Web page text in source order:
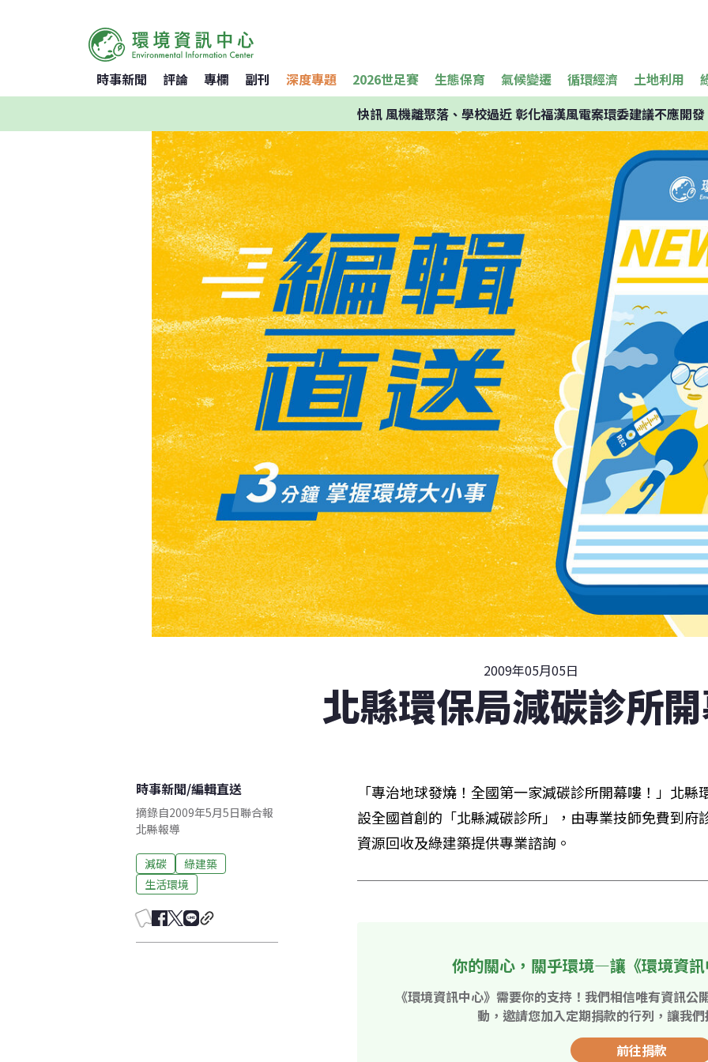
時事新聞 評論 專欄 副刊 深度專題 2026世足賽 生態保育 氣候變遷 循環經濟 土地利用
快訊風機離聚落、學校過近 彰化福漢風電案環委建議不應開發
2009年05月05日
北縣環保局減碳診所
時事新聞/編輯直送
摘錄自2009年5月5日聯合報
北縣報導
減碳
綠建築
生活環境
「專治地球發燒！全國第一家減碳診所開幕嘍！」北
設全國首創的「北縣減碳診所」，由專業技師免費到府
資源回收及綠建築提供專業諮詢。
你的關心，關乎環境—讓《環境資
《環境資訊中心》需要你的支持！我們相信唯有資訊
動，邀請您加入定期捐款的行列，讓我
前往捐款